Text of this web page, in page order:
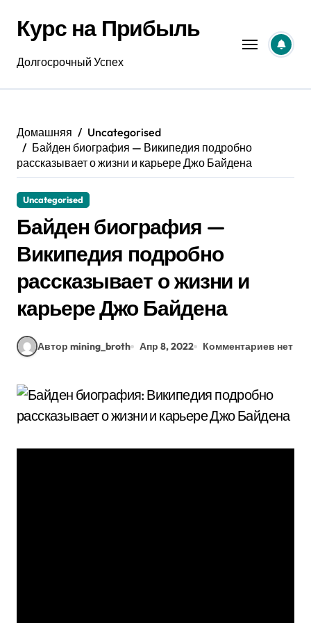
содержанию
Курс на Прибыль
Долгосрочный Успех
Домашняя
Uncategorised
Байден биография — Википедия подробно
рассказывает о жизни и карьере Джо Байдена
Uncategorised
Байден биография —
Википедия подробно
рассказывает о жизни и
карьере Джо Байдена
Автор mining_broth Апр 8, 2022 Комментариев нет